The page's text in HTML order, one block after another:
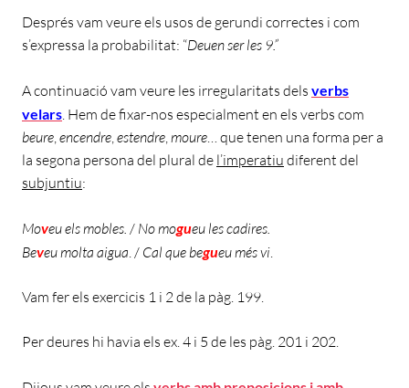
Després vam veure els usos de gerundi correctes i com
s’expressa la probabilitat: “Deuen ser les 9.”
A continuació vam veure les irregularitats dels verbs
velars. Hem de fixar-nos especialment en els verbs com
beure,encendre,estendre,moure… que tenen una forma per a
la segona persona del plural de l’imperatiu diferent del
subjuntiu:
Moveu els mobles. / No mogueu les cadires.
Beveu molta aigua. / Cal quebegueu més vi.
Vam fer els exercicis 1 i 2 de la pàg. 199.
Per deures hi havia els ex. 4 i 5 de les pàg. 201 i 202.